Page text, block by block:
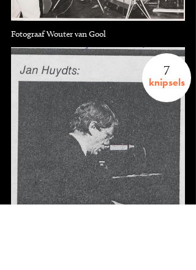
Fotograaf Wouter van Gool
7
knipsels